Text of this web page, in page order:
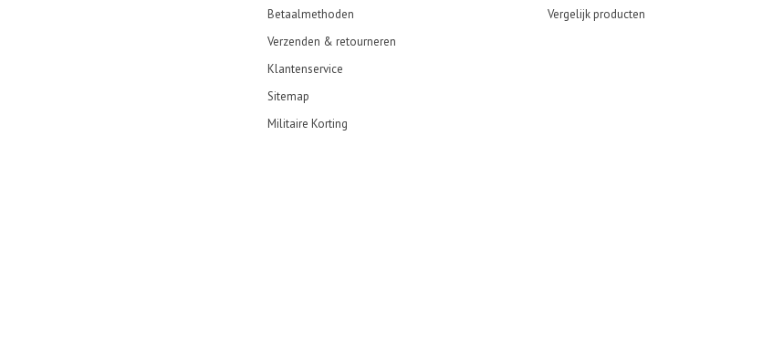
Betaalmethoden
Verzenden & retourneren
Klantenservice
Sitemap
Militaire Korting
Vergelijk producten